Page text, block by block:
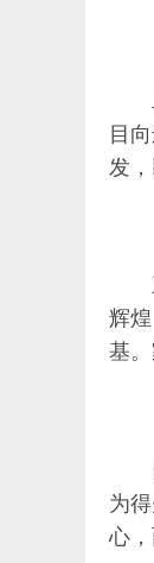
目
发
辉
基
为
心